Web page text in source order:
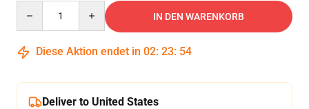
IN DEN WARENKORB
Diese Aktion endet in 02: 23: 53
Deliver to United States